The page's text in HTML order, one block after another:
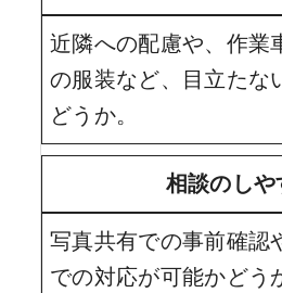
近隣への配慮や、作業
の服装など、目立たな
どうか。
相談のしや
写真共有での事前確認
での対応が可能かどう